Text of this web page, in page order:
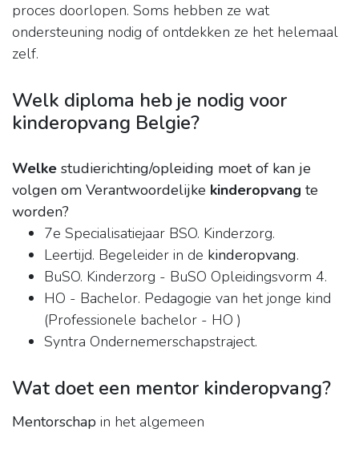
proces doorlopen. Soms hebben ze wat
ondersteuning nodig of ontdekken ze het helemaal
zelf.
Welk diploma heb je nodig voor
kinderopvang Belgie?
Welke studierichting/opleiding moet of kan je
volgen om Verantwoordelijke kinderopvang te
worden?
7e Specialisatiejaar BSO. Kinderzorg.
Leertijd. Begeleider in de kinderopvang.
BuSO. Kinderzorg - BuSO Opleidingsvorm 4.
HO - Bachelor. Pedagogie van het jonge kind
(Professionele bachelor - HO )
Syntra Ondernemerschapstraject.
Wat doet een mentor kinderopvang?
Mentorschap in het algemeen